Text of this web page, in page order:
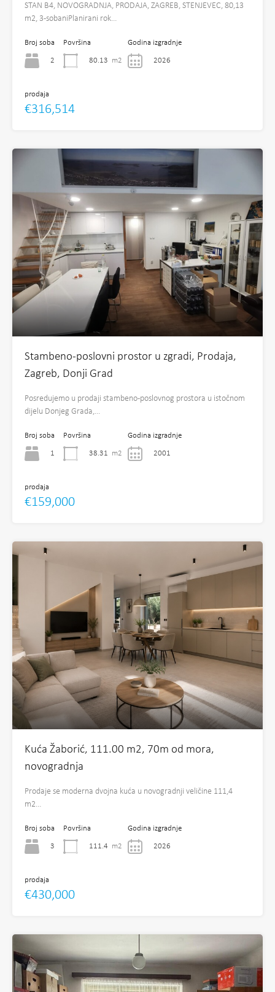
STAN B4, NOVOGRADNJA, PRODAJA, ZAGREB, STENJEVEC, 80,13
m2, 3-sobaniPlanirani rok…
Broj soba
2
Površina
80.13 m2
Godina izgradnje
2026
prodaja
€316,514
Stambeno-poslovni prostor u zgradi, Prodaja,
Zagreb, Donji Grad
Posredujemo u prodaji stambeno-poslovnog prostora u istočnom
dijelu Donjeg Grada,…
Broj soba
1
Površina
38.31 m2
Godina izgradnje
2001
prodaja
€159,000
Kuća Žaborić, 111.00 m2, 70m od mora,
novogradnja
Prodaje se moderna dvojna kuća u novogradnji veličine 111,4
m2…
Broj soba
3
Površina
111.4 m2
Godina izgradnje
2026
prodaja
€430,000